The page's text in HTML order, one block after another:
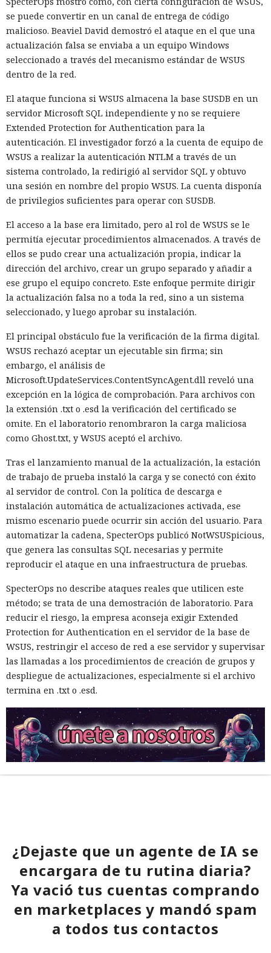
se puede convertir en un canal de entrega de código
malicioso. Beaviel David demostró el ataque en el que una
actualización falsa se enviaba a un equipo Windows
seleccionado a través del mecanismo estándar de WSUS
dentro de la red.
El ataque funciona si WSUS almacena la base SUSDB en un
servidor Microsoft SQL independiente y no se requiere
Extended Protection for Authentication para la
autenticación. El investigador forzó a la cuenta de equipo de
WSUS a realizar la autenticación NTLM a través de un
sistema controlado, la redirigió al servidor SQL y obtuvo
una sesión en nombre del propio WSUS. La cuenta disponía
de privilegios suficientes para operar con SUSDB.
El acceso a la base era limitado, pero al rol de WSUS se le
permitía ejecutar procedimientos almacenados. A través de
ellos se pudo crear una actualización propia, indicar la
dirección del archivo, crear un grupo separado y añadir a
ese grupo el equipo concreto. Este enfoque permite dirigir
la actualización falsa no a toda la red, sino a un sistema
seleccionado, y luego aprobar su instalación.
El principal obstáculo fue la verificación de la firma digital.
WSUS rechazó aceptar un ejecutable sin firma; sin
embargo, el análisis de
Microsoft.UpdateServices.ContentSyncAgent.dll reveló una
excepción en la lógica de comprobación. Para archivos con
la extensión .txt o .esd la verificación del certificado se
omite. En el laboratorio renombraron la carga maliciosa
como Ghost.txt, y WSUS aceptó el archivo.
Tras el lanzamiento manual de la actualización, la estación
de trabajo de prueba instaló la carga y se conectó con éxito
al servidor de control. Con la política de descarga e
instalación automática de actualizaciones activada, ese
mismo escenario puede ocurrir sin acción del usuario. Para
automatizar la cadena, SpecterOps publicó NotWSUSpicious,
que genera las consultas SQL necesarias y permite
reproducir el ataque en una infraestructura de pruebas.
SpecterOps no describe ataques reales que utilicen este
método; se trata de una demostración de laboratorio. Para
reducir el riesgo, la empresa aconseja exigir Extended
Protection for Authentication en el servidor de la base de
WSUS, restringir el acceso de red a ese servidor y supervisar
las llamadas a los procedimientos de creación de grupos y
despliegue de actualizaciones, especialmente si el archivo
termina en .txt o .esd.
¿Dejaste que un agente de IA se
encargara de tu rutina diaria?
Ya vació tus cuentas comprando
en marketplaces y mandó spam
a todos tus contactos